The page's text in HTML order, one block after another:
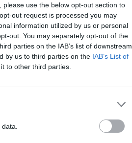
use the below opt-out section to
out request is processed you may
information utilized by us or personal
out. You may separately opt-out of the
parties on the IAB’s list of downstream
by us to third parties on the IAB’s List of
to other third parties.
s žádostí,
aby byla záležitost
posledních dnech
o údajných